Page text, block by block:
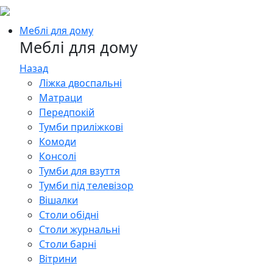
Меблі для дому
Меблі для дому
Назад
Ліжка двоспальні
Матраци
Передпокій
Тумби приліжкові
Комоди
Консолі
Тумби для взуття
Тумби під телевізор
Вішалки
Столи обідні
Столи журнальні
Столи барні
Вітрини